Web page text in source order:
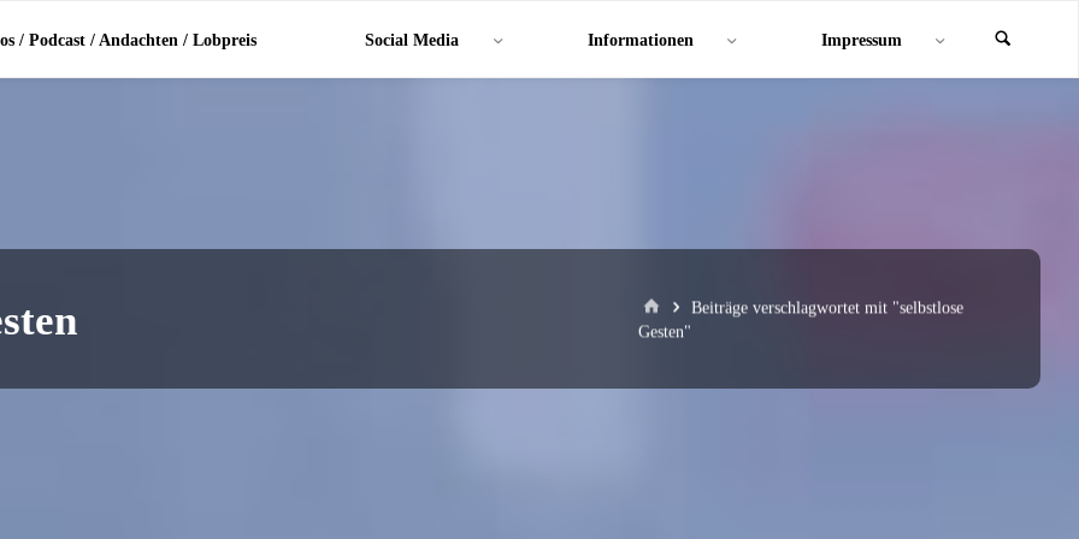
/ Podcast / Andachten / Lobpreis Social Media Informationen Impressum
StartBeiträge verschlagwortet mit "selbstlose
Gesten"